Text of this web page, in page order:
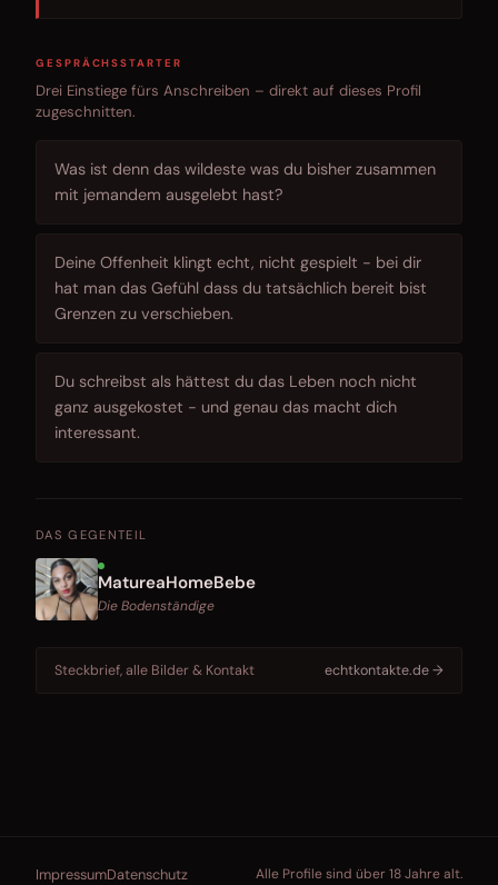
GESPRÄCHSSTARTER
Drei Einstiege fürs Anschreiben – direkt auf dieses Profil
zugeschnitten.
Was ist denn das wildeste was du bisher zusammen
mit jemandem ausgelebt hast?
Deine Offenheit klingt echt, nicht gespielt - bei dir
hat man das Gefühl dass du tatsächlich bereit bist
Grenzen zu verschieben.
Du schreibst als hättest du das Leben noch nicht
ganz ausgekostet - und genau das macht dich
interessant.
DAS GEGENTEIL
MatureaHomeBebe
Die Bodenständige
Steckbrief, alle Bilder & Kontakt echtkontakte.de →
ImpressumDatenschutz
Alle Profile sind über 18 Jahre alt.